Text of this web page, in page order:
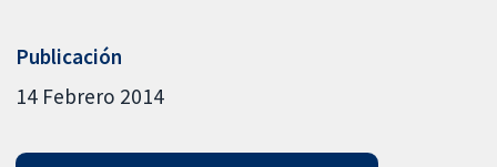
Publicación
14 Febrero 2014